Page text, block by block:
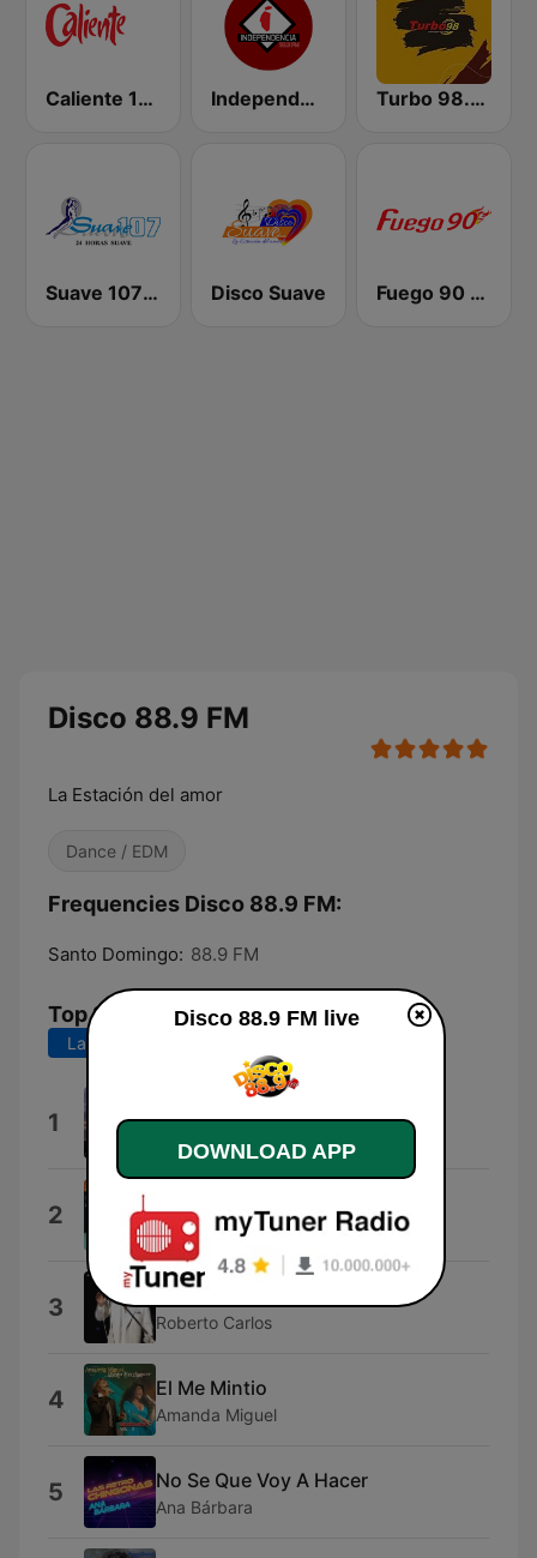
Caliente 104.1 FM Independencia FM Turbo 98.3 FM
Suave 107 FM Disco Suave Fuego 90 La Salsera
Disco 88.9 FM
La Estación del amor
Dance / EDM
Frequencies Disco 88.9 FM:
Santo Domingo: 88.9 FM
Top Songs
Last 7 days
1
2 Jean-Louis Aubert & Raphael
3 Cama y Mesa
Roberto Carlos
4 El Me Mintio
Amanda Miguel
5 No Se Que Voy A Hacer
Ana Bárbara
Disco 88.9 FM live
DOWNLOAD APP